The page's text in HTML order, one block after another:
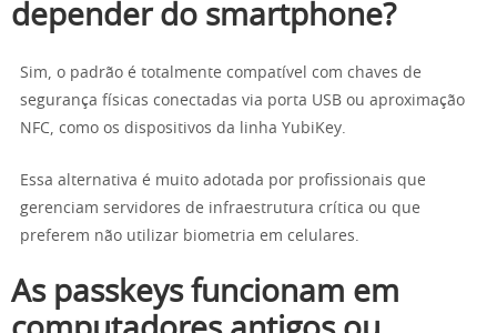
depender do smartphone?
Sim, o padrão é totalmente compatível com chaves de
segurança físicas conectadas via porta USB ou aproximação
NFC, como os dispositivos da linha YubiKey.
Essa alternativa é muito adotada por profissionais que
gerenciam servidores de infraestrutura crítica ou que
preferem não utilizar biometria em celulares.
As passkeys funcionam em